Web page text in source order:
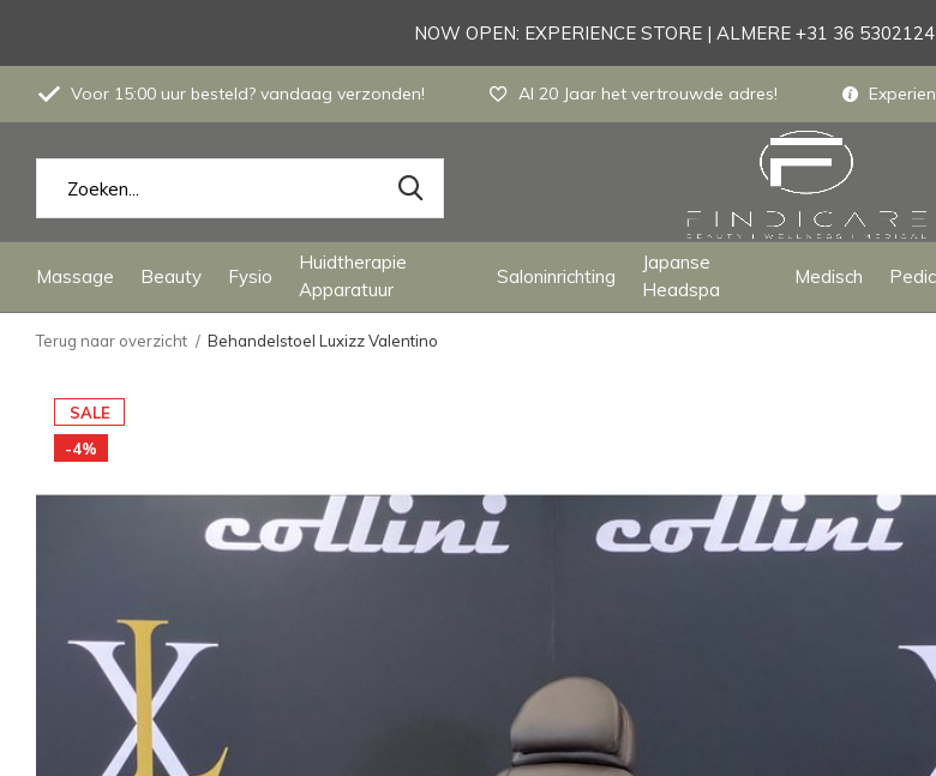
Massage Beauty Fysio
Huidtherapie
Apparatuur
Saloninrichting
Japanse
Headspa
Medisch
Voor 15:00 uur besteld? vandaag verzonden! Al 20 Jaar het vertrouwde adres!
NOW OPEN: EXPERIENCE STORE | ALMERE +31 36
Terug naar overzicht Behandelstoel Luxizz Valentino
SALE
-4%